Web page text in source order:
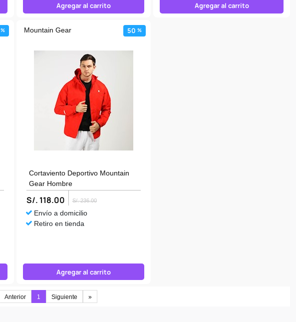
Agregar al carrito Agregar al carrito
% Mountain Gear 50 %
Cortaviento Deportivo Mountain
Gear Hombre
S/. 118.00 S/. 236.00
Envío a domicilio
Retiro en tienda
Agregar al carrito
Anterior 1 Siguiente »